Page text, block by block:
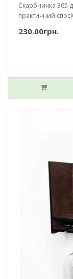
Скарбничка 365
практичний
230.00грн.